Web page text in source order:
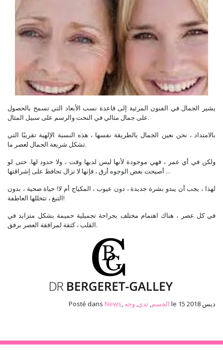
يشير الجمال في الفنون المرئية إلى قاعدة نسب الأبعاد التي تسمح بالحصول
على جمال مثالي في النحت والرسم على سبيل المثال.
بالامتداد ، نحن نعين الجمال بالطريقة نفسها ، هذه النسبة الإلهية تقريبًا التي
تشكل شريعة الجمال لعصر ما.
ولكن في أي عمر ، فهي موجودة لأنها ليس لديها وقت ، ولا حدود لها. حتى لو
أصبحت بعض الوجوه أرق ، فإنها لا تزال تحافظ على إشراقتها ...
لهذا ، يجب أن يبدو بشرة جديدة ، دون عيوب ، المكياج أم لا! حياة صحية ، بدون
التبغ ، تتخللها العاطفة!
في كل عصر ، هناك اهتمام مختلف بجراحة تجميلية حميمة بشكل متزايد في
القلب ، كثقة لمرافقة العصر برفق.
Posté dans News, الجسم, ثدي, وجه le 15 ديس 2018